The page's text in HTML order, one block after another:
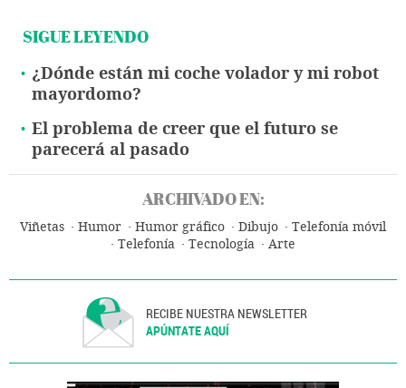
SIGUE LEYENDO
¿Dónde están mi coche volador y mi robot
mayordomo?
El problema de creer que el futuro se
parecerá al pasado
ARCHIVADO EN:
Viñetas Humor Humor gráfico Dibujo
Telefonía móvil
Telefonía
Tecnología Arte
RECIBE NUESTRA NEWSLETTER
APÚNTATE AQUÍ